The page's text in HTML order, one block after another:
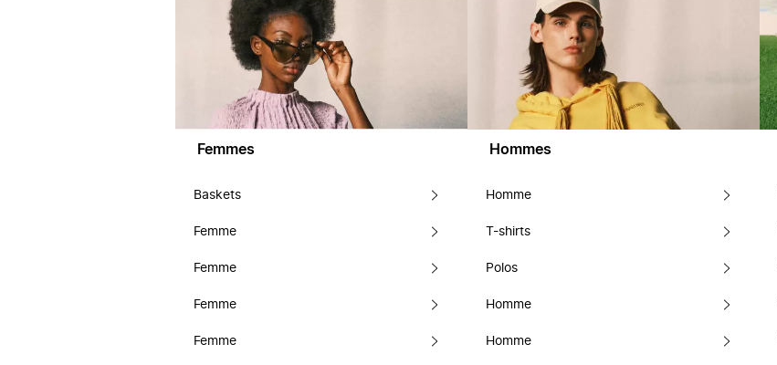
Femmes
Baskets
Femme
Femme
Femme
Femme
Hommes
Homme
T-shirts
Polos
Homme
Homme